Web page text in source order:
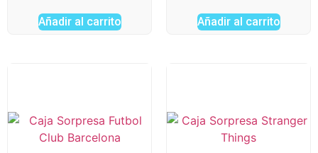
Añadir al carrito Añadir al carrito